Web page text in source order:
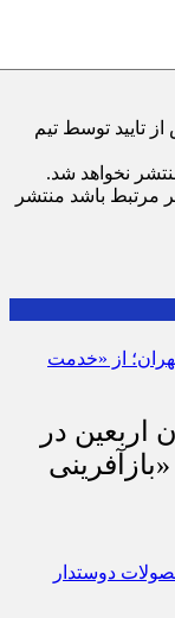
تایید توسط تیم
نخواهد شد.
مرتبط باشد منتشر
اربعین در